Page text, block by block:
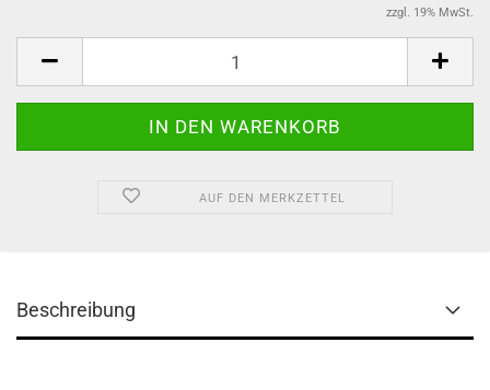
zzgl. 19% MwSt.
AUF DEN MERKZETTEL
Beschreibung